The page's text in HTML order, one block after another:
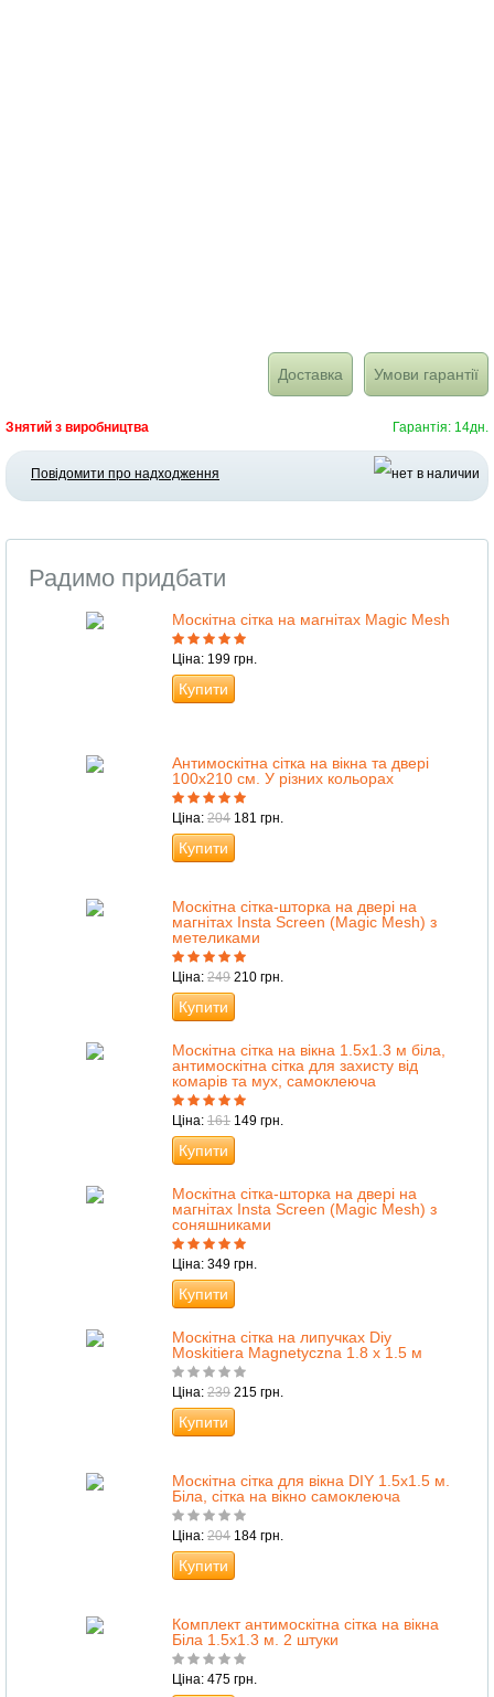
Доставка Умови гарантії
Знятий з виробництва Гарантія: 14дн.
Повідомити про надходження
Радимо придбати
Москітна сітка на магнітах Magic Mesh
Ціна: 199 грн.
Купити
Антимоскітна сітка на вікна та двері
100х210 см. У різних кольорах
Ціна: 204 181 грн.
Купити
Москітна сітка-шторка на двері на
магнітах Insta Screen (Magic Mesh) з
метеликами
Ціна: 249 210 грн.
Купити
Москітна сітка на вікна 1.5х1.3 м біла,
антимоскітна сітка для захисту від
комарів та мух, самоклеюча
Ціна: 161 149 грн.
Купити
Москітна сітка-шторка на двері на
магнітах Insta Screen (Magic Mesh) з
соняшниками
Ціна: 349 грн.
Купити
Москітна сітка на липучках Diy
Moskitiera Magnetyczna 1.8 х 1.5 м
Ціна: 239 215 грн.
Купити
Москітна сітка для вікна DIY 1.5х1.5 м.
Біла, сітка на вікно самоклеюча
Ціна: 204 184 грн.
Купити
Комплект антимоскітна сітка на вікна
Біла 1.5х1.3 м. 2 штуки
Ціна: 475 грн.